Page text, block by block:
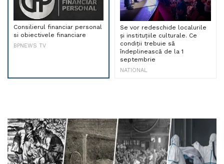
Consilierul financiar personal
si obiectivele financiare
BPNEWS TV
Se vor redeschide localurile
și instituțiile culturale. Ce
condiții trebuie să
îndeplinească de la 1
septembrie
NATIONAL